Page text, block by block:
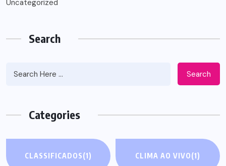
Uncategorized
Search
Search
Categories
CLASSIFICADOS(1) CLIMA AO VIVO(1)